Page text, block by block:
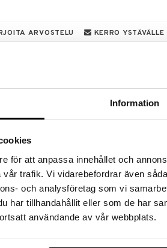
Information
för att anpassa innehållet och
trafik. Vi vidarebefordrar även
och analysföretag som vi
har tillhandahållit eller som de har
användande av vår webbplats.
ARVOSTELU KERRO YSTÄVÄLLE
keittiöväline, jonka avulla saat vispattua